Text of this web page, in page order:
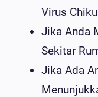
Virus
Jika Anda
Sekitar
Jika Ada